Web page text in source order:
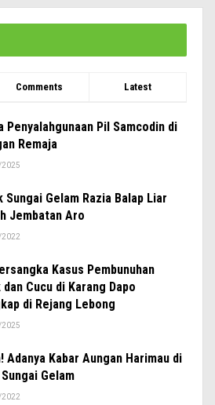
Comments Latest
Penyalahgunaan Pil Samcodin di
Remaja
Sungai Gelam Razia Balap Liar
Jembatan Aro
Kasus Pembunuhan
dan Cucu di Karang Dapo
di Rejang Lebong
Adanya Kabar Aungan Harimau di
Gelam